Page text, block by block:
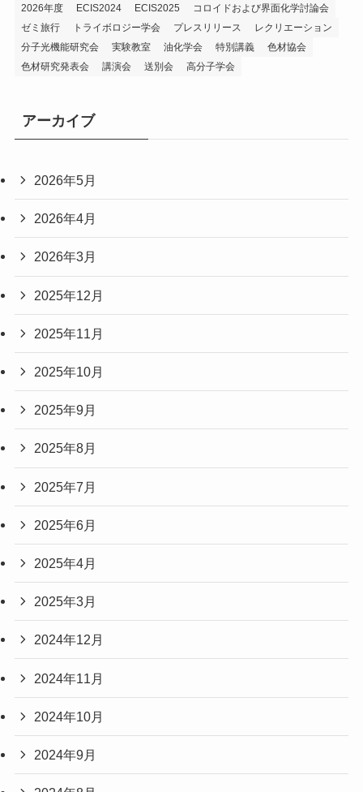
2026年度
ECIS2024 ECIS2025
コロイドおよび界面化学討論会
ゼミ旅行
トライボロジー学会 プレスリリース
レクリエーション
分子光機能研究会
実験教室 油化学会 特別講義
色材協会
色材研究発表会
講演会 送別会 高分子学会
アーカイブ
2026年5月
2026年4月
2026年3月
2025年12月
2025年11月
2025年10月
2025年9月
2025年8月
2025年7月
2025年6月
2025年4月
2025年3月
2024年12月
2024年11月
2024年10月
2024年9月